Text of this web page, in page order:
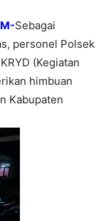
Sebagai
personel Polsek
(Kegiatan
himbuan
Kabupaten